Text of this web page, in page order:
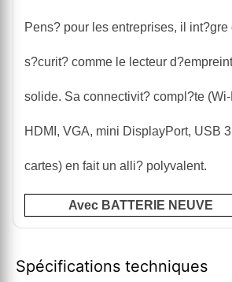
Pens? pour les entreprises, il
s?curit? comme le lecteur
solide. Sa connectivit? compl?te
HDMI, VGA, mini DisplayPort, USB
cartes) en fait un alli? polyvalent.
Avec BATTERIE NEUVE
Spécifications techniques